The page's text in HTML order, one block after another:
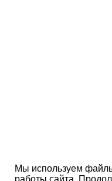
Мы используем
работы сайта.